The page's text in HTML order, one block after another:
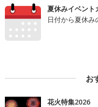
夏休みイベント
日付から夏休み
お
花火特集2026